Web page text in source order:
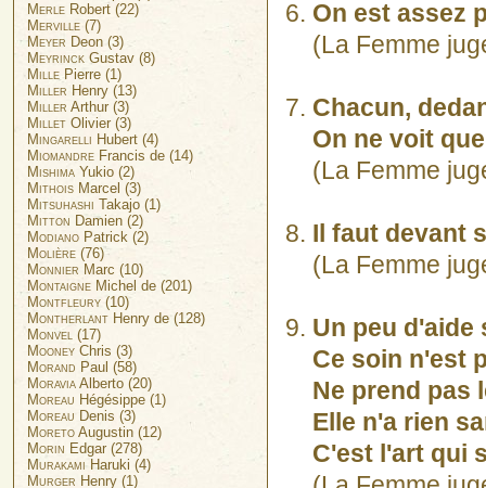
On est assez
(La Femme
Chacun,
On ne voit
(La Femme
Il faut devant
(La Femme
Un peu d'aide
Ce soin n'est
Ne prend pas
Elle n'a rien
C'est l'art qui
Merle Robert (22)
Merville (7)
Meyer Deon (3)
Meyrinck Gustav (8)
Mille Pierre (1)
Miller Henry (13)
Miller Arthur (3)
Millet Olivier (3)
Mingarelli Hubert (4)
Miomandre Francis de (14)
Mishima Yukio (2)
Mithois Marcel (3)
Mitsuhashi Takajo (1)
Mitton Damien (2)
Modiano Patrick (2)
Molière (76)
Monnier Marc (10)
Montaigne Michel de (201)
Montfleury (10)
Montherlant Henry de (128)
Monvel (17)
Mooney Chris (3)
Morand Paul (58)
Moravia Alberto (20)
Moreau Hégésippe (1)
Moreau Denis (3)
Moreto Augustin (12)
Morin Edgar (278)
Murakami Haruki (4)
Murger Henry (1)